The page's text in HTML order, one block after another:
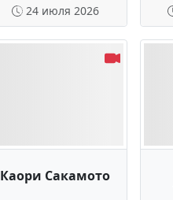
24 июля 2026
Каори Сакамото